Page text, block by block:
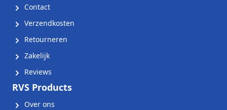
Contact
Verzendkosten
Retourneren
Zakelijk
Reviews
RVS Products
Over ons